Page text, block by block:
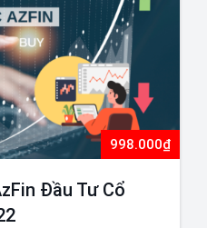
998.000₫
Đầu Tư Cổ